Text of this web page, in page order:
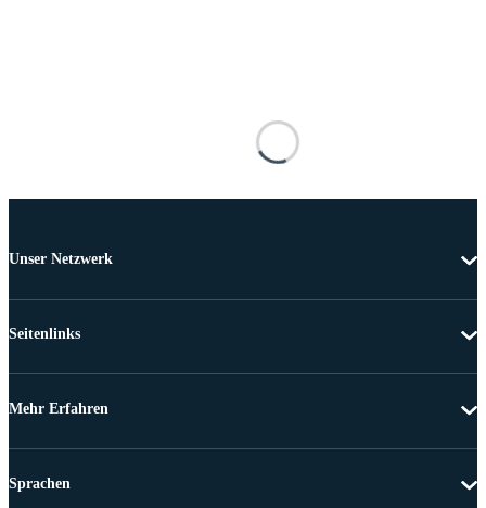
Unser Netzwerk
Seitenlinks
Mehr Erfahren
Sprachen